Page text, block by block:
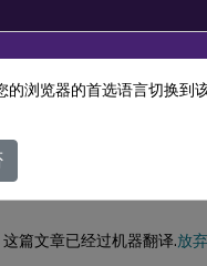
已经过机器动态翻译。
这篇文章已经过机器翻译.放弃
的浏览器的首选语言切换到